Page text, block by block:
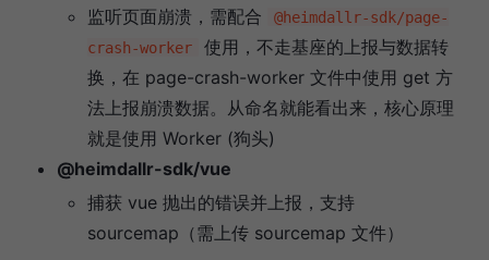
监听页面崩溃，需配合
@heimdallr-sdk/page-
crash-worker
使用，不走基座的上报与数据转
换，在 page-crash-worker 文件中使用 get 方
法上报崩溃数据。从命名就能看出来，核心原理
就是使用 Worker (狗头)
@heimdallr-sdk/vue
捕获 vue 抛出的错误并上报，支持
sourcemap（需上传 sourcemap 文件）